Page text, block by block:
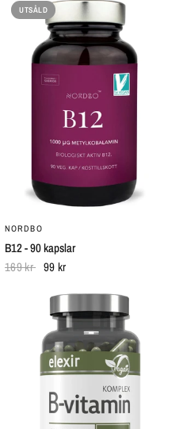
UTSÅLD
NORDBO
B12 - 90 kapslar
169 kr
99 kr